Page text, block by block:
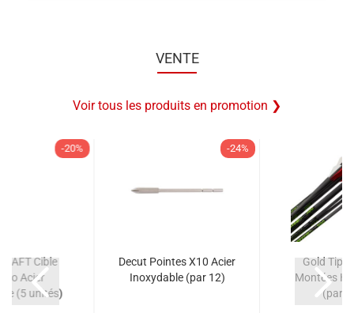
VENTE
Voir tous les produits en promotion ❯
-20%
Cible
Acier
(5 unités)
-24%
Decut Pointes X10 Acier
Inoxydable (par 12)
Gold Tip
Montées
(par